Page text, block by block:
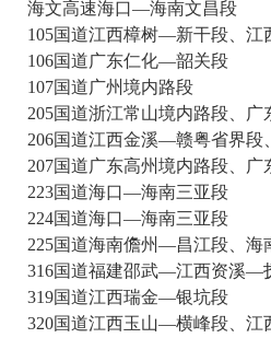
海文高速海口—海南文昌段
105国道江西樟树—新干段、江
106国道广东仁化—韶关段
107国道广州境内路段
205国道浙江常山境内路段、广
206国道江西金溪—赣粤省界段
207国道广东高州境内路段、广
223国道海口—海南三亚段
224国道海口—海南三亚段
225国道海南儋州—昌江段、海
316国道福建邵武—江西资溪—
319国道江西瑞金—银坑段
320国道江西玉山—横峰段、江